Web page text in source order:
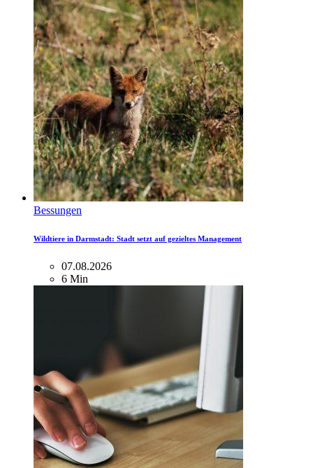
Bessungen
Wildtiere in Darmstadt: Stadt setzt auf gezieltes Management
07.08.2026
6 Min